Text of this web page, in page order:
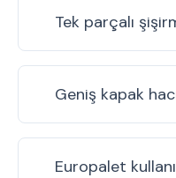
Tek parçalı
Geniş kapak
Europalet